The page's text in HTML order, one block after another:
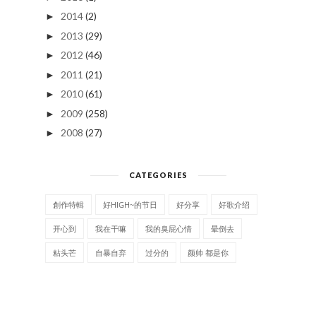
► 2014(2)
► 2013 (29)
► 2012 (46)
► 2011 (21)
► 2010(61)
► 2009 (258)
► 2008 (27)
CATEGORIES
創作特輯 好HIGH~的节日 好分享 好歌介绍
开心到 我在干嘛 我的臭屁心情 晕倒去
粘头芒 自暴自弃 过分的 颜帅 都是你